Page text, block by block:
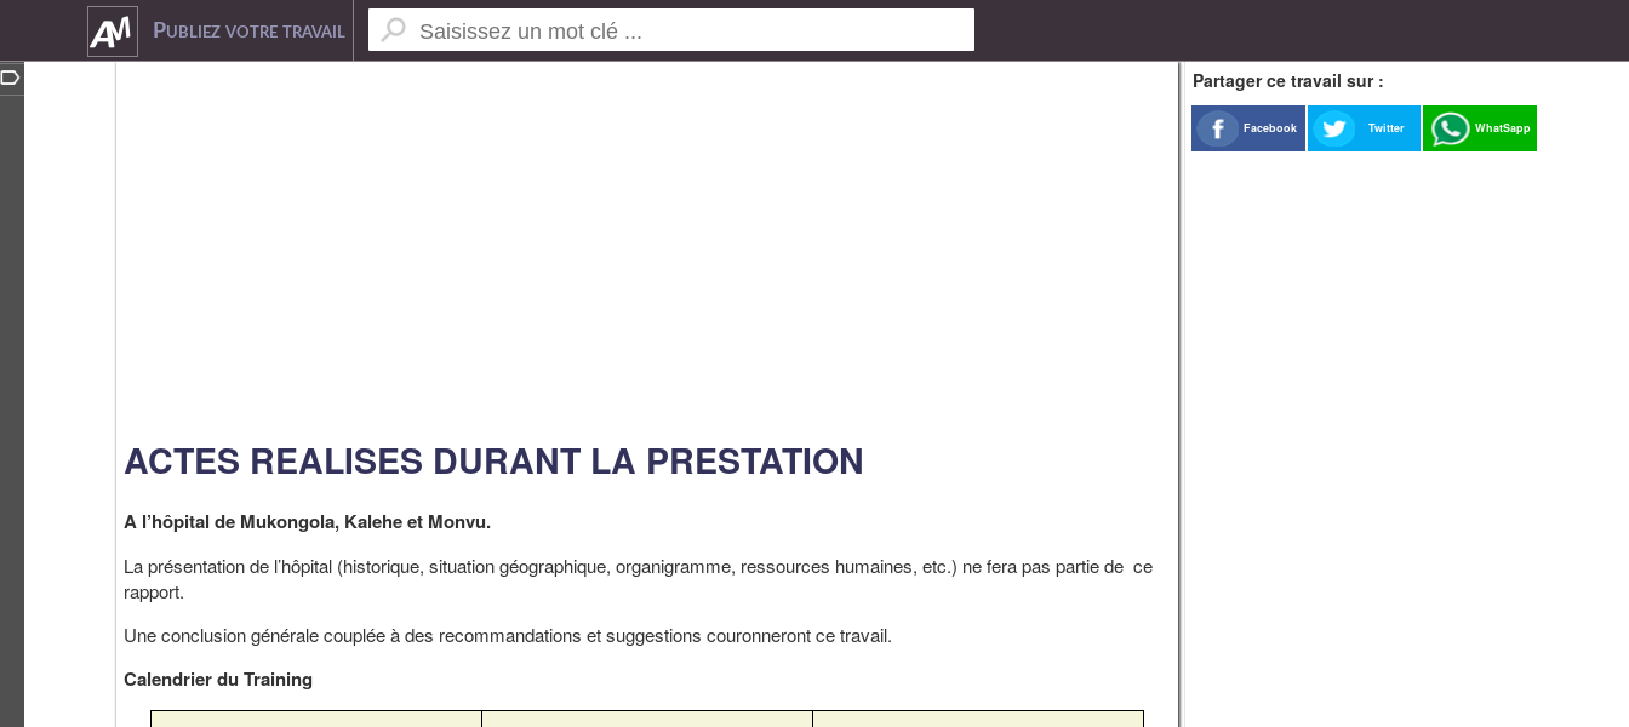
Publiez votre travail
ACTES REALISES DURANT LA PRESTATION
A l’hôpital de Mukongola, Kalehe et Monvu.
La présentation de l’hôpital (historique, situation géographique, organigramme, ressources humaines, etc.) ne fera pas partie de ce
rapport.
Une conclusion générale couplée à des recommandations et suggestions couronneront ce travail.
Calendrier du Training
Partager ce travail sur :
Facebook Twitter WhatSapp